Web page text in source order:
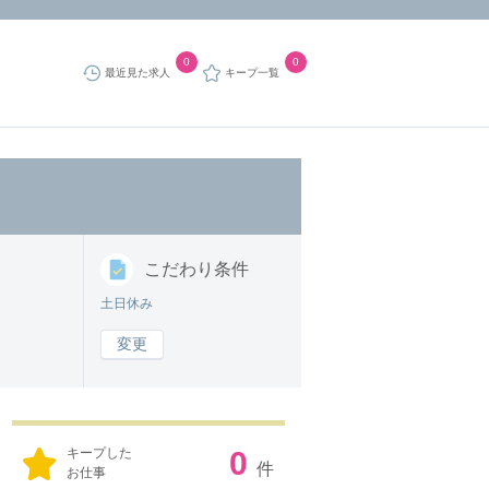
最近見た求人
0
キープ一覧
0
こだわり 条件
土日休み
変更
キープした
お仕事
0 件